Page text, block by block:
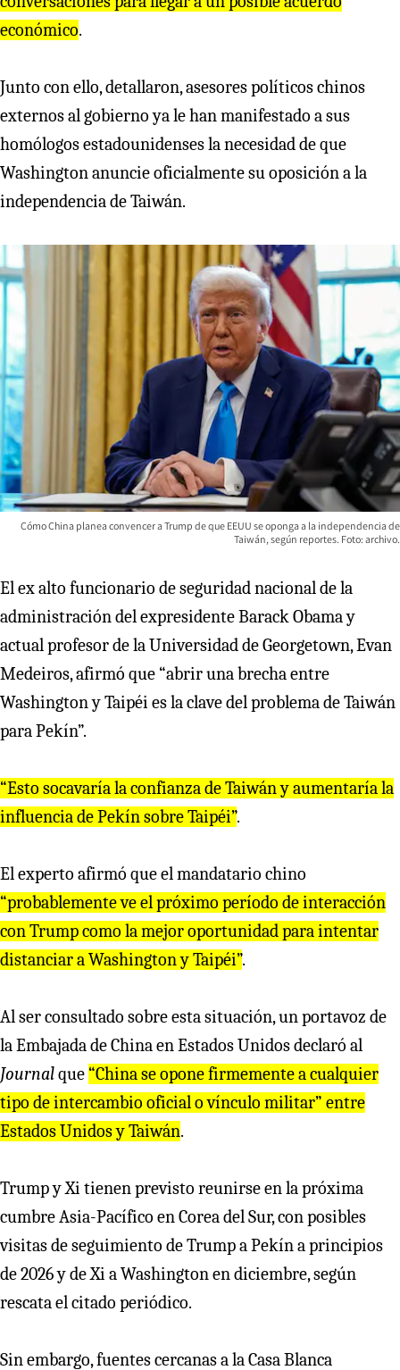
económico.
Junto con ello, detallaron, asesores políticos chinos
externos al gobierno ya le han manifestado a sus
homólogos estadounidenses la necesidad de que
Washington anuncie oficialmente su oposición a la
independencia de Taiwán.
Cómo China planea convencer a Trump de que EEUU se oponga a la independencia de
Taiwán, según reportes. Foto: archivo.
El ex alto funcionario de seguridad nacional de la
administración del expresidente Barack Obama y
actual profesor de la Universidad de Georgetown, Evan
Medeiros, afirmó que “abrir una brecha entre
Washington y Taipéi es la clave del problema de Taiwán
para Pekín”.
“Esto socavaría la confianza de Taiwán y aumentaría la
influencia de Pekín sobre Taipéi”.
El experto afirmó que el mandatario chino
“probablemente ve el próximo período de interacción
con Trump como la mejor oportunidad para intentar
distanciar a Washington y Taipéi”.
Al ser consultado sobre esta situación, un portavoz de
la Embajada de China en Estados Unidos declaró al
Journalque “China se opone firmemente a cualquier
tipo de intercambio oficial o vínculo militar” entre
Estados Unidos y Taiwán.
Trump y Xi tienen previsto reunirse en la próxima
cumbre Asia-Pacífico en Corea del Sur, con posibles
visitas de seguimiento de Trump a Pekín a principios
de 2026 y de Xi a Washington en diciembre, según
rescata el citado periódico.
Sin embargo, fuentes cercanas a la Casa Blanca